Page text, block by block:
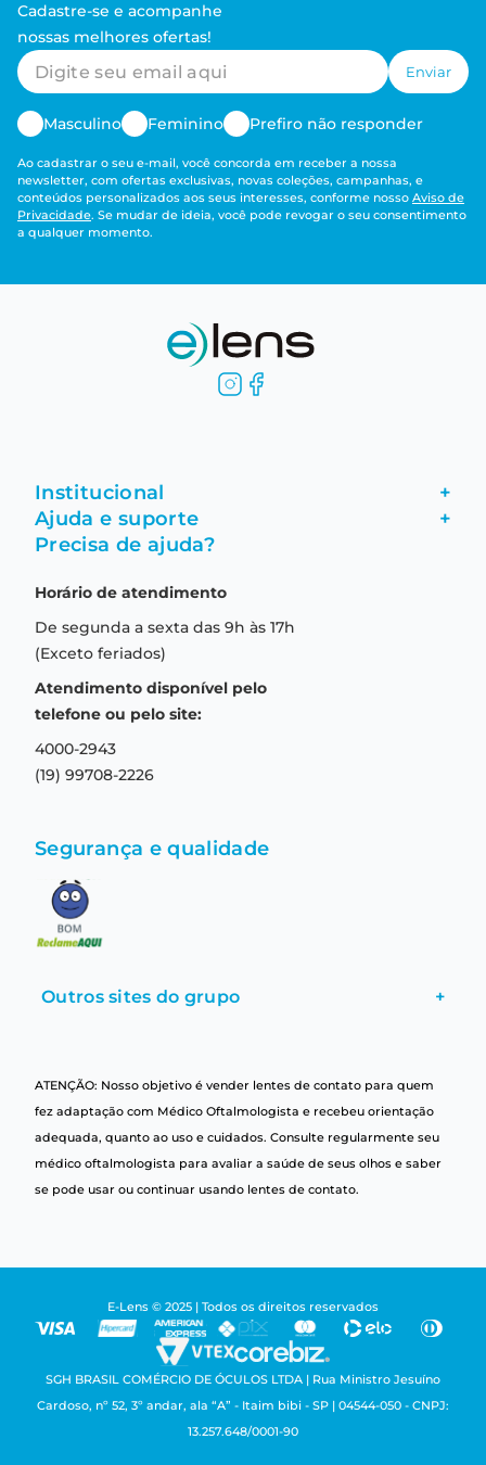
Cadastre-se e acompanhe
nossas melhores ofertas!
Enviar
Masculino Feminino Prefiro não responder
Ao cadastrar o seu e-mail, você concorda em receber a nossa
newsletter, com ofertas exclusivas, novas coleções, campanhas, e
conteúdos personalizados aos seus interesses, conforme nosso Aviso de
Privacidade. Se mudar de ideia, você pode revogar o seu consentimento
a qualquer momento.
Institucional +
Fale conosco
Formas de pagamento
Aviso de privacidade
Termos e condições de uso
Ajuda e suporte +
Garantia
Troca e devolução
Central de relacionamento
Precisa de ajuda?
Horário de atendimento
De segunda a sexta das 9h às 17h
(Exceto feriados)
Atendimento disponível pelo
telefone ou pelo site:
4000-2943
(19) 99708-2226
Segurança e qualidade
Outros sites do grupo +
ATENÇÃO: Nosso objetivo é vender lentes de contato para quem
fez adaptação com Médico Oftalmologista e recebeu orientação
adequada, quanto ao uso e cuidados. Consulte regularmente seu
médico oftalmologista para avaliar a saúde de seus olhos e saber
se pode usar ou continuar usando lentes de contato.
E-Lens © 2025 | Todos os direitos reservados
SGH BRASIL COMÉRCIO DE ÓCULOS LTDA | Rua Ministro Jesuíno
Cardoso, nº 52, 3º andar, ala “A” - Itaim bibi - SP | 04544-050 - CNPJ:
13.257.648/0001-90